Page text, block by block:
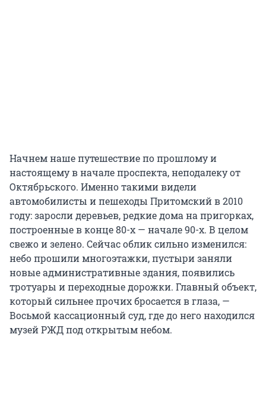
Начнем наше путешествие по прошлому и
настоящему в начале проспекта, неподалеку от
Октябрьского. Именно такими видели
автомобилисты и пешеходы Притомский в 2010
году: заросли деревьев, редкие дома на пригорках,
построенные в конце 80-х — начале 90-х. В целом
свежо и зелено. Сейчас облик сильно изменился:
небо прошили многоэтажки, пустыри заняли
новые административные здания, появились
тротуары и переходные дорожки. Главный объект,
который сильнее прочих бросается в глаза, —
Восьмой кассационный суд, где до него находился
музей РЖД под открытым небом.